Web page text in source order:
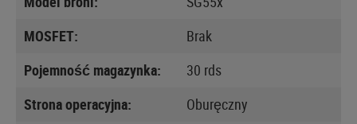
MOSFET:
Brak
Pojemność magazynka:
30 rds
Strona operacyjna:
Oburęczny